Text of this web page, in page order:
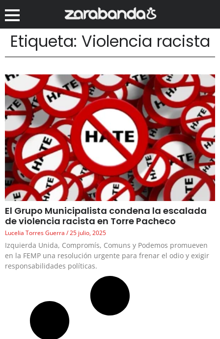
Etiqueta: Violencia racista
El Grupo Municipalista condena la escalada
de violencia racista en Torre Pacheco
Lucelia Torres Guerra 25 julio, 2025
Izquierda Unida, Compromís, Comuns y Podemos promueven
en la FEMP una resolución urgente para frenar el odio y exigir
responsabilidades políticas.